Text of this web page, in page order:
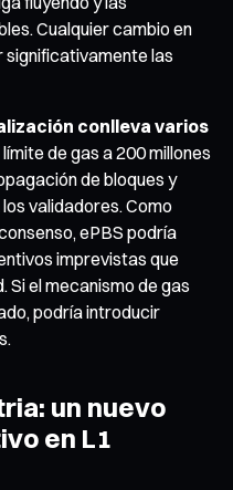
Cualquier cambio en
las
conlleva varios
de gas a 200 millones
de bloques y
validadores. Como
ePBS podría
imprevistas que
Si el mecanismo de gas
podría introducir
un nuevo
en L1